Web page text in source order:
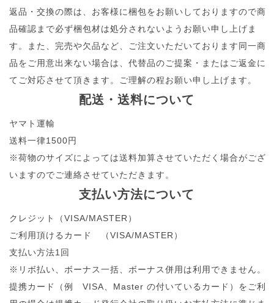
返品・交換の際は、お客様に梱包をお願いしておりますので商
品確認まで必ず梱包材は処分されないようお願い申し上げま
す。また、完売や欠品など、ご注文いただいております同一商
品をご用意出来ない場合は、代替品のご提案・またはご返金に
てご対応させて頂きます。ご理解の程お願い申し上げます。
配送・送料について
ヤマト運輸
送料一律1500円
※荷物のサイズによっては送料加算させていただく場合がござ
いますのでご連絡させていただきます。
支払い方法について
クレジット（VISA/MASTER）
ご利用頂けるカード （VISA/MASTER）
支払い方法1回
※リボ払い、ボーナス一括、ボーナス併用は利用できません。
提携カード（例 VISA、Master の付いているカード）をご利